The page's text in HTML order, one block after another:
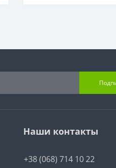
Наши контакты
+38 (068) 714 10 22